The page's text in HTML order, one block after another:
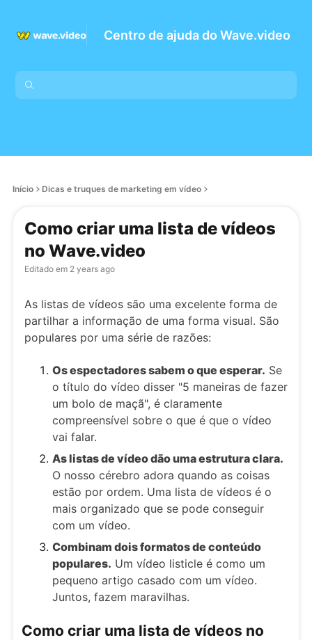
Centro de ajuda do Wave.video
Início Dicas e truques de marketing em vídeo
Como criar uma lista de vídeos
no Wave.video
Editado em 2 years ago
As listas de vídeos são uma excelente forma de
partilhar a informação de uma forma visual. São
populares por uma série de razões:
Os espectadores sabem o que esperar. Se
o título do vídeo disser "5 maneiras de fazer
um bolo de maçã", é claramente
compreensível sobre o que é que o vídeo
vai falar.
As listas de vídeo dão uma estrutura clara.
O nosso cérebro adora quando as coisas
estão por ordem. Uma lista de vídeos é o
mais organizado que se pode conseguir
com um vídeo.
Combinam dois formatos de conteúdo
populares. Um vídeo listicle é como um
pequeno artigo casado com um vídeo.
Juntos, fazem maravilhas.
Como criar uma lista de vídeos no